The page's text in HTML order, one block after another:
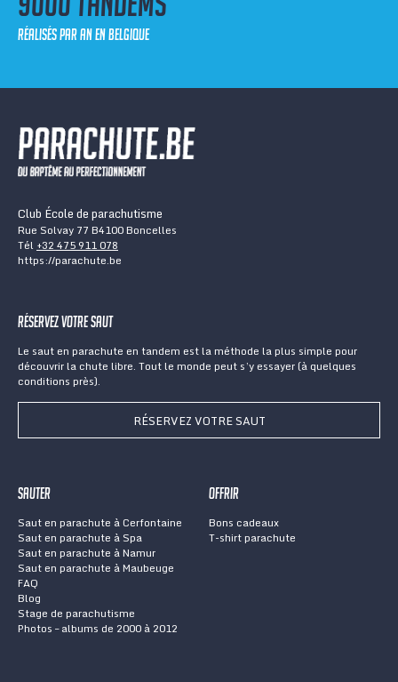
réalisés par an en Belgique
Club École de parachutisme
Rue Solvay 77 B4100 Boncelles
Tél +32 475 911 078
https://parachute.be
Réservez votre saut
Le saut en parachute en tandem est la méthode la plus simple pour
découvrir la chute libre. Tout le monde peut s’y essayer (à quelques
conditions près).
RÉSERVEZ VOTRE SAUT
Sauter
Saut en parachute à Cerfontaine
Saut en parachute à Spa
Saut en parachute à Namur
Saut en parachute à Maubeuge
FAQ
Blog
Stage de parachutisme
Photos – albums de 2000 à 2012
Offrir
Bons cadeaux
T-shirt parachute